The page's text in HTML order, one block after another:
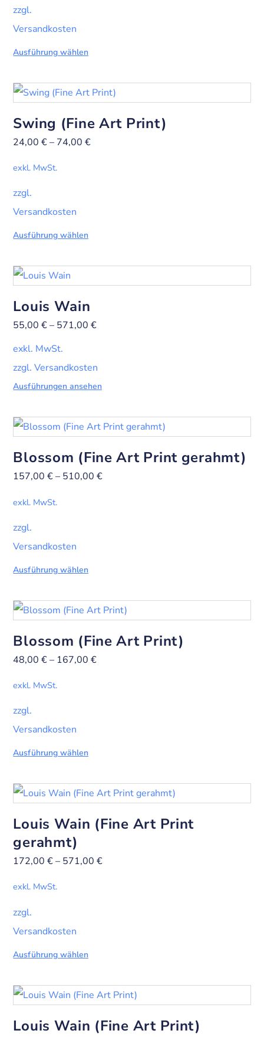
zzgl.
Versandkosten
Ausführung wählen
Swing (Fine Art Print)
24,00€– 74,00€
exkl. MwSt.
zzgl.
Versandkosten
Ausführung wählen
Louis Wain
55,00€– 571,00€
exkl. MwSt.
zzgl. Versandkosten
Ausführungen ansehen
Blossom (Fine Art Print gerahmt)
157,00€– 510,00€
exkl. MwSt.
zzgl.
Versandkosten
Ausführung wählen
Blossom (Fine Art Print)
48,00€– 167,00€
exkl. MwSt.
zzgl.
Versandkosten
Ausführung wählen
Louis Wain (Fine Art Print
gerahmt)
172,00€– 571,00€
exkl. MwSt.
zzgl.
Versandkosten
Ausführung wählen
Louis Wain (Fine Art Print)